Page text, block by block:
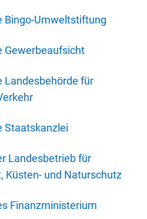
Bingo-Umweltstiftung
Gewerbeaufsicht
Landesbehörde für
Staatskanzlei
Landesbetrieb für
Küsten- und Naturschutz
Finanzministerium